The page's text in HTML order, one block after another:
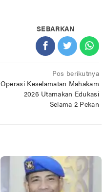
SEBARKAN
Pos berikutnya
Operasi Keselamatan Mahakam
2026 Utamakan Edukasi
Selama 2 Pekan